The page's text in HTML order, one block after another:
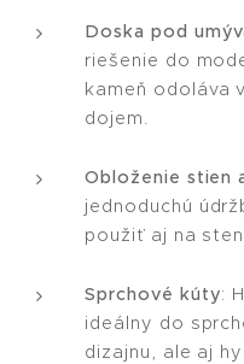
Doska pod
riešenie do
kameň odoláva
dojem.
Obloženie stien
jednoduchú
použiť aj na
Sprchové kúty:
ideálny do
dizajnu, ale aj